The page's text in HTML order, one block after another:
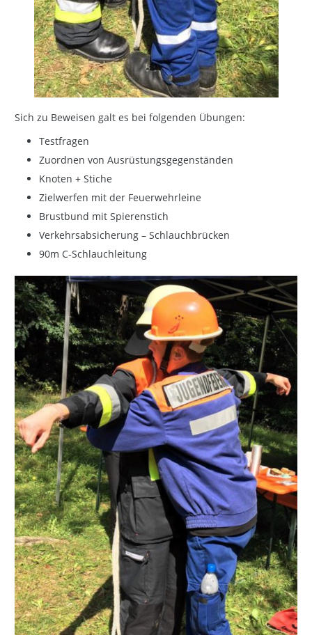
Sich zu Beweisen galt es bei folgenden Übungen:
Testfragen
Zuordnen von Ausrüstungsgegenständen
Knoten + Stiche
Zielwerfen mit der Feuerwehrleine
Brustbund mit Spierenstich
Verkehrsabsicherung – Schlauchbrücken
90m C-Schlauchleitung